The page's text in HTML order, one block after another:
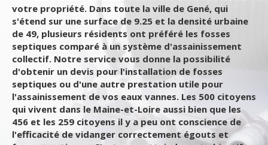
votre propriété. Dans toute la ville de Gené, qui
s'étend sur une surface de 9.25 et la densité urbaine
de 49, plusieurs résidents ont préféré les fosses
septiques comparé à un système d'assainissement
collectif. Notre service vous donne la possibilité
d'obtenir un devis pour l'installation de fosses
septiques ou d'une autre prestation utile pour
l'assainissement de vos eaux vannes. Les 500 citoyens
qui vivent dans le Maine-et-Loire aussi bien que les
456 et les 259 citoyens il y a peu ont conscience de
l'efficacité de vidanger correctement égouts et